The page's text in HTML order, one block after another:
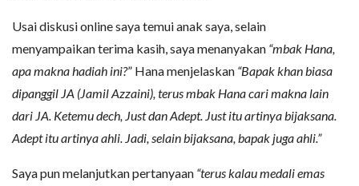
Usai diskusi online saya temui anak saya, selain
menyampaikan terima kasih, saya menanyakan “mbak Hana,
apa makna hadiah ini?” Hana menjelaskan “Bapak khan biasa
dipanggil JA (Jamil Azzaini), terus mbak Hana cari makna lain
dari JA. Ketemu dech, Just dan Adept. Just itu artinya bijaksana.
Adept itu artinya ahli. Jadi, selain bijaksana, bapak juga ahli.”
Saya pun melanjutkan pertanyaan “terus kalau medali emas